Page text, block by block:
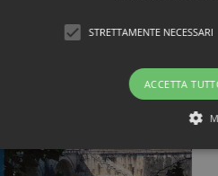
STRETTAMENTE NECESSARI
ACCETTA